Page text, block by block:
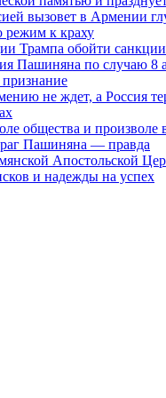
вызовет в Армении
режим к краху
Трампа обойти
Пашиняна по случаю 8
не ждет, а Россия
общества и произволе
Пашиняна — правда
Апостольской
и надежды на успех